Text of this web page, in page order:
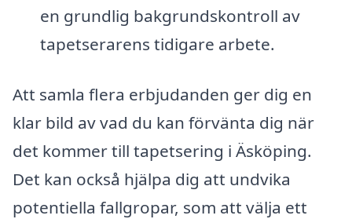
en grundlig bakgrundskontroll av
tapetserarens tidigare arbete.
Att samla flera erbjudanden ger dig en
klar bild av vad du kan förvänta dig när
det kommer till tapetsering i Äsköping.
Det kan också hjälpa dig att undvika
potentiella fallgropar, som att välja ett